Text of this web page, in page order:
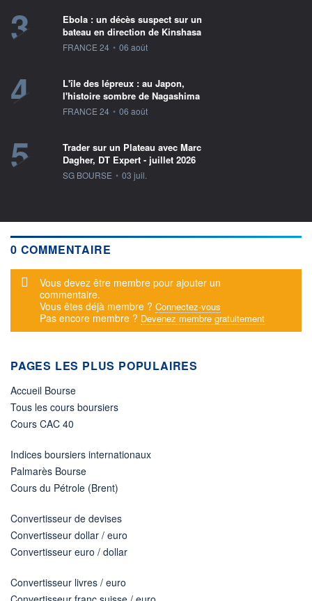
3
Ebola : un décès suspect sur un
bateau en direction de Kinshasa
information fournie par
FRANCE 24 • 06 août
4
L'île des lépreux : au Japon,
l'histoire sombre de Nagashima
information fournie par
FRANCE 24 • 06 août
5
Trader sur un Plateau avec Marc
Dagher, DT Expert - juillet 2026
information fournie par
SG BOURSE • 03 juil.
0 COMMENTAIRE
Message d'alerte
Vous devez être membre pour ajouter un
commentaire.
Vous êtes déjà membre ? Connectez-vous
Pas encore membre ? Devenez membre gratuitement
PAGES LES PLUS POPULAIRES
Accueil Bourse
Tous les cours boursiers
Cours CAC 40
Indices boursiers internationaux
Palmarès Bourse
Cours du Pétrole (Brent)
Convertisseur de devises
Convertisseur dollar / euro
Convertisseur euro / dollar
Convertisseur livres / euro